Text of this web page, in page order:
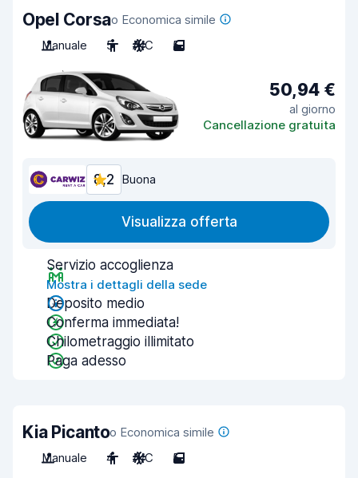
Opel Corsao Economica simile
Manuale
5 A/C 5
50,94 €
al giorno
Cancellazione gratuita
8,2 Buona
Visualizza offerta
Servizio accoglienza
Mostra i dettagli della sede
Deposito medio
Conferma immediata!
Chilometraggio illimitato
Paga adesso
Kia Picantoo Economica simile
Manuale
4 A/C 5